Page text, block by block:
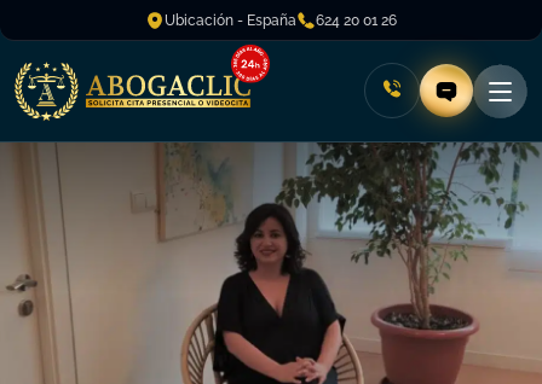
Ubicación - España 624 20 01 26